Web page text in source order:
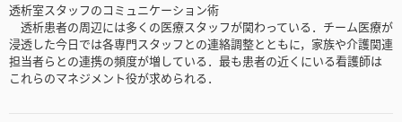
透析室スタッフのコミュニケーション術
透析患者の周辺には多くの医療スタッフが関わっている．チーム医療が
浸透した今日では各専門スタッフとの連絡調整とともに，家族や介護関連
担当者らとの連携の頻度が増している．最も患者の近くにいる看護師は
これらのマネジメント役が求められる．